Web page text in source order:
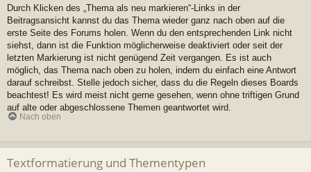
Durch Klicken des „Thema als neu markieren“-Links in der
Beitragsansicht kannst du das Thema wieder ganz nach oben auf die
erste Seite des Forums holen. Wenn du den entsprechenden Link nicht
siehst, dann ist die Funktion möglicherweise deaktiviert oder seit der
letzten Markierung ist nicht genügend Zeit vergangen. Es ist auch
möglich, das Thema nach oben zu holen, indem du einfach eine Antwort
darauf schreibst. Stelle jedoch sicher, dass du die Regeln dieses Boards
beachtest! Es wird meist nicht gerne gesehen, wenn ohne triftigen Grund
auf alte oder abgeschlossene Themen geantwortet wird.
Nach oben
Textformatierung und Thementypen